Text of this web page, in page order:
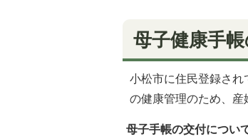
母子健康手
小松市に住民登録さ
の健康管理のため、産
母子手帳の交付につい